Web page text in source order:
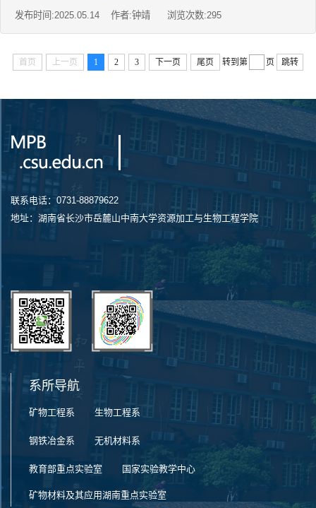
发布时间:2025.05.14 作者:钟靖 浏览次数:295
首页 上一页 1 2 3 下一页 尾页 转到第 页 跳转
联系电话：0731-88879622
地址：湖南省长沙市岳麓山中南大学资源加工与生物工程学院
系所导航
矿物工程系 生物工程系
钢铁冶金系 无机材料系
教育部重点实验室 国家实验教学中心
矿物材料及其应用湖南重点实验室